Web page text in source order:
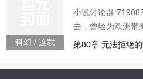
科幻 / 连载
小说讨论群
去，曾经为欧洲带
疮百孔。看似毫无
漫着汗水蒸腾的雾
第80章 无法拒绝